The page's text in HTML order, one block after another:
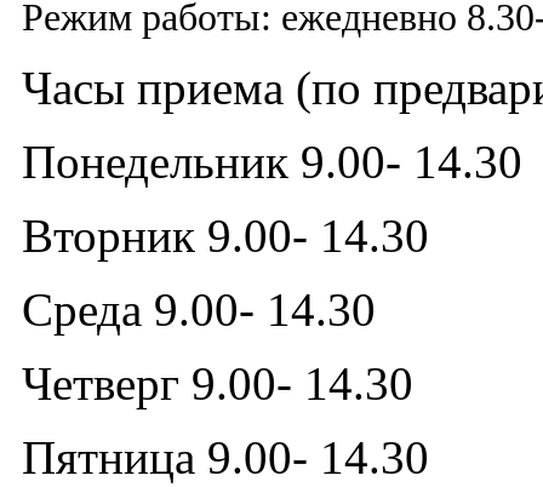
Режим работы: ежедневно
Часы приема (по
Понедельник 9.00- 14.30
Вторник 9.00- 14.30
Среда 9.00- 14.30
Четверг 9.00- 14.30
Пятница 9.00- 14.30